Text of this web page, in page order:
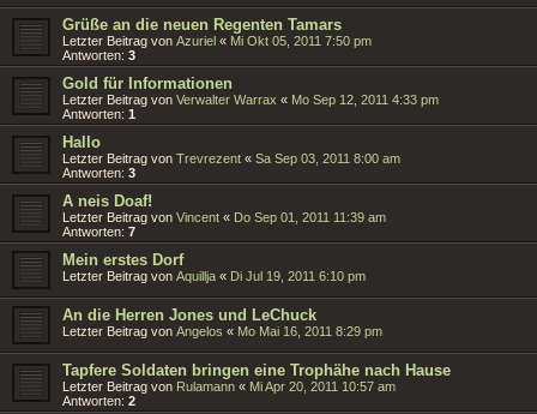
Grüße an die neuen Regenten Tamars
Letzter Beitrag von Azuriel « Mi Okt 05, 2011 7:50 pm
Antworten: 3
Gold für Informationen
Letzter Beitrag von Verwalter Warrax « Mo Sep 12, 2011 4:33 pm
Antworten: 1
Hallo
Letzter Beitrag von Trevrezent « Sa Sep 03, 2011 8:00 am
Antworten: 3
A neis Doaf!
Letzter Beitrag von Vincent « Do Sep 01, 2011 11:39 am
Antworten: 7
Mein erstes Dorf
Letzter Beitrag von Aquillja « Di Jul 19, 2011 6:10 pm
An die Herren Jones und LeChuck
Letzter Beitrag von Angelos « Mo Mai 16, 2011 8:29 pm
Tapfere Soldaten bringen eine Trophähe nach Hause
Letzter Beitrag von Rulamann « Mi Apr 20, 2011 10:57 am
Antworten: 2